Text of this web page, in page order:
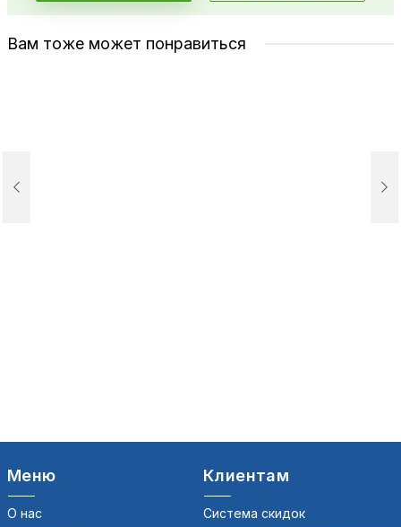
Вам тоже может понравиться
Меню
О нас
Клиентам
Система скидок